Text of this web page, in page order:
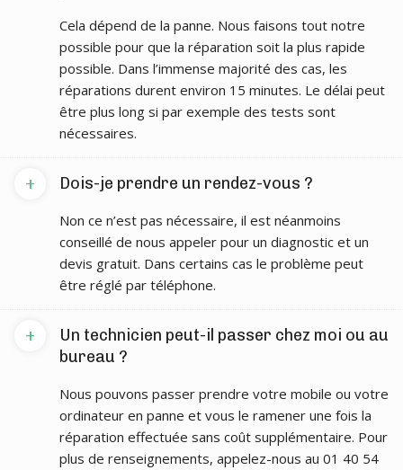
Cela dépend de la panne. Nous faisons tout notre
possible pour que la réparation soit la plus rapide
possible. Dans l’immense majorité des cas, les
réparations durent environ 15 minutes. Le délai peut
être plus long si par exemple des tests sont
nécessaires.
Dois-je prendre un rendez-vous ?
+
Non ce n’est pas nécessaire, il est néanmoins
conseillé de nous appeler pour un diagnostic et un
devis gratuit. Dans certains cas le problème peut
être réglé par téléphone.
Un technicien peut-il passer chez moi ou au
bureau ?
+
Nous pouvons passer prendre votre mobile ou votre
ordinateur en panne et vous le ramener une fois la
réparation effectuée sans coût supplémentaire. Pour
plus de renseignements, appelez-nous au 01 40 54